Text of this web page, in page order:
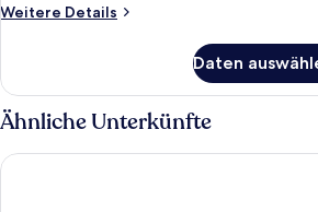
Weitere Details
Weitere
Zimmer
Daten
Ähnliche Unterkünfte
Lani Kai Beachfront Resort